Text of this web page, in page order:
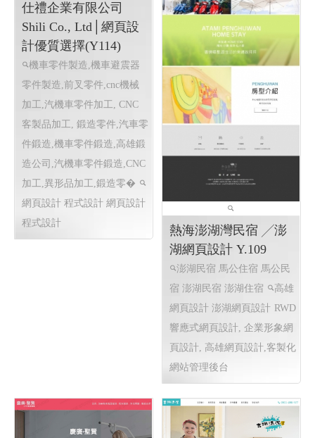
仕禮企業有限公司
Shili Co., Ltd│網頁設
計優質選擇(Y114)
機車零件製造,機車避震器
零件製造,前叉零件,cnc機械
加工,汽機車零件加工, CNC
客製品加工, 鍛造零件,汽車零
件鍛造,機車零件鍛造,高雄鍛
造公司,汽機車零件鍛造,CNC
加工,異形品加工,鍛造零�
網頁設計 程式設計網頁設計
程式設計
熱海澎湖灣民宿 ╱澎
湖網頁設計 Y.109
澎湖民宿 馬公住宿 馬公民
宿 澎湖民宿 澎湖住宿
高雄
網頁設計 澎湖網頁設計 RWD
響應式網頁設計, 企業形象網
頁設計, 高雄網頁設計,客製化
網站管理後台